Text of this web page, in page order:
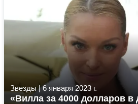
Звезды|6 января 2023 г.
«Вилла за 4000 долларов в